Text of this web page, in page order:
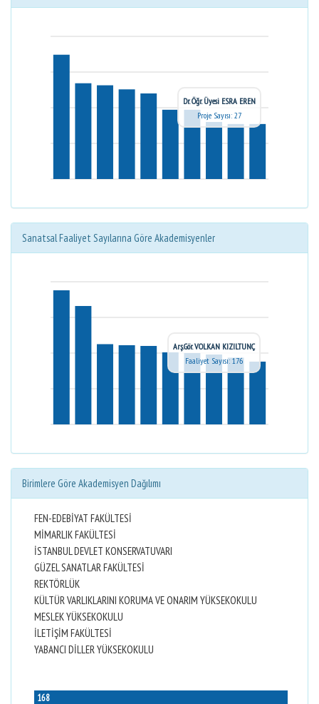
Dr. Öğr. Üyesi ESRA EREN
Proje Sayısı: 27
Sanatsal Faaliyet Sayılarına Göre Akademisyenler
Arş.Gör. VOLKAN KIZILTUNÇ
Faaliyet Sayısı: 176
Birimlere Göre Akademisyen Dağılımı
FEN-EDEBİYAT FAKÜLTESİ
MİMARLIK FAKÜLTESİ
İSTANBUL DEVLET KONSERVATUVARI
GÜZEL SANATLAR FAKÜLTESİ
REKTÖRLÜK
KÜLTÜR VARLIKLARINI KORUMA VE ONARIM YÜKSEKOKULU
MESLEK YÜKSEKOKULU
İLETİŞİM FAKÜLTESİ
YABANCI DİLLER YÜKSEKOKULU
168